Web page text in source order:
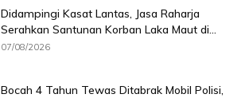
Didampingi Kasat Lantas, Jasa Raharja
Serahkan Santunan Korban Laka Maut di...
07/08/2026
Bocah 4 Tahun Tewas Ditabrak Mobil Polisi,